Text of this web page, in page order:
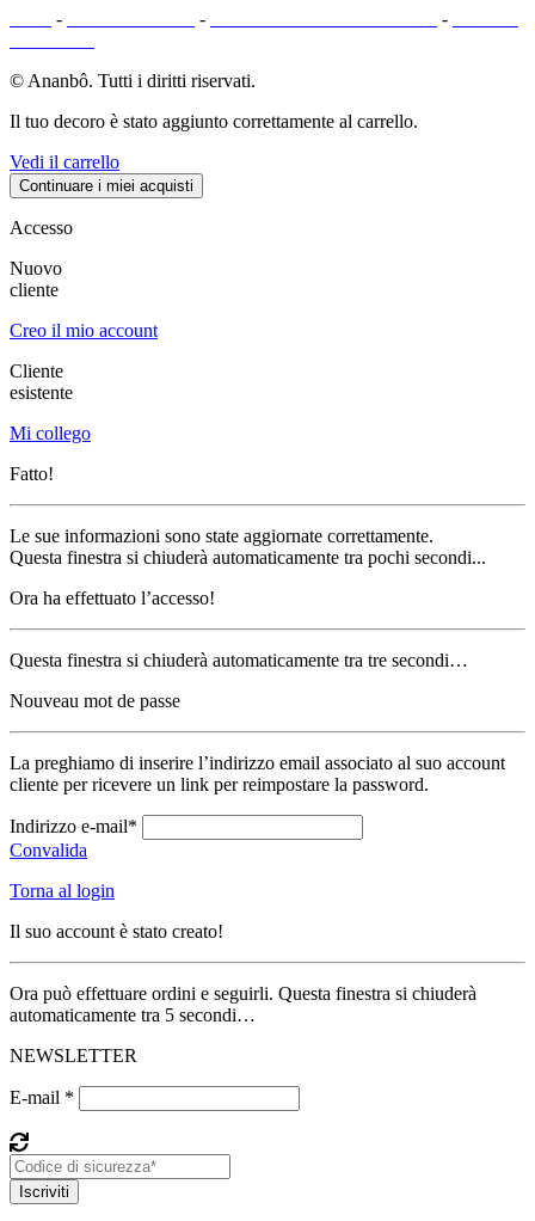
- - -
© Ananbô. Tutti i diritti riservati.
Il tuo decoro è stato aggiunto correttamente al carrello.
Vedi il carrello
Continuare i miei acquisti
Accesso
Nuovo
cliente
Creo il mio account
Cliente
esistente
Mi collego
Fatto!
Le sue informazioni sono state aggiornate correttamente.
Questa finestra si chiuderà automaticamente tra pochi secondi...
Ora ha effettuato l’accesso!
Questa finestra si chiuderà automaticamente tra tre secondi…
Nouveau mot de passe
La preghiamo di inserire l’indirizzo email associato al suo account
cliente per ricevere un link per reimpostare la password.
Indirizzo e-mail*
Convalida
Torna al login
Il suo account è stato creato!
Ora può effettuare ordini e seguirli. Questa finestra si chiuderà
automaticamente tra 5 secondi…
NEWSLETTER
E-mail *
Iscriviti